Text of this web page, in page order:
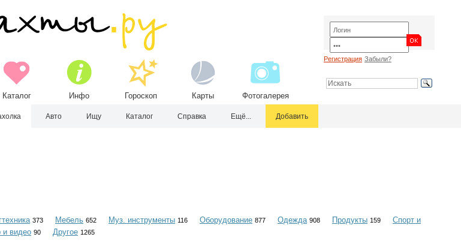
Каталог Инфо Гороскоп Карты Фотогалерея
Регистрация Забыли?
Авто Ищу Каталог Справка Ещё... Добавить
373 Мебель 652 Муз. инструменты 116 Оборудование 877 Одежда 908 Продукты 159
Спорт и
и видео 90 Другое 1265